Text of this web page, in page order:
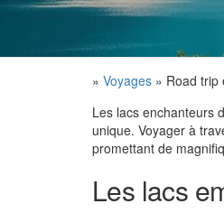
» Voyages » Road trip
Les lacs enchanteurs
unique. Voyager à
promettant de
Les lacs